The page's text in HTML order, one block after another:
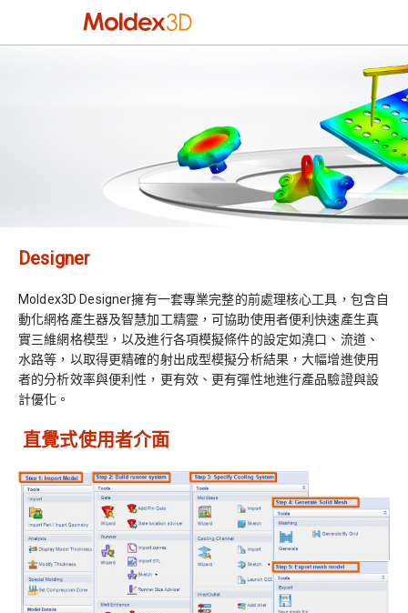
Designer
Moldex3D Designer擁有一套專業完整的前處理核心工具，包含自
動化網格產生器及智慧加工精靈，可協助使用者便利快速產生真
實三維網格模型，以及進行各項模擬條件的設定如澆口、流道、
水路等，以取得更精確的射出成型模擬分析結果，大幅增進使用
者的分析效率與便利性，更有效、更有彈性地進行產品驗證與設
計優化。
直覺式使用者介面